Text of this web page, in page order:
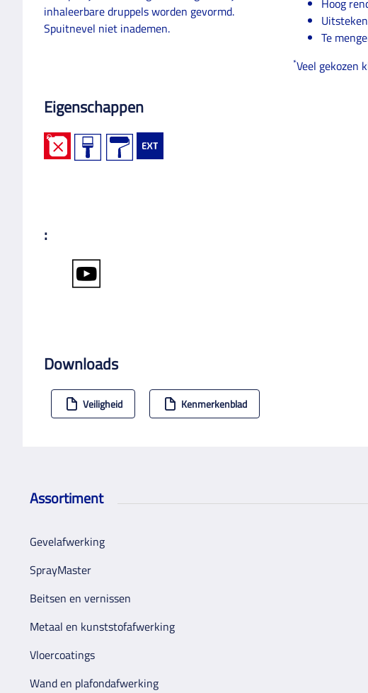
inhaleerbare druppels worden gevormd.
Spuitnevel niet inademen.
Eigenschappen
:
Downloads
Veiligheid Kenmerkenblad
Hoog
Te
*Veel gekozen
Assortiment
Gevelafwerking
SprayMaster
Beitsen en vernissen
Metaal en kunststofafwerking
Vloercoatings
Wand en plafondafwerking